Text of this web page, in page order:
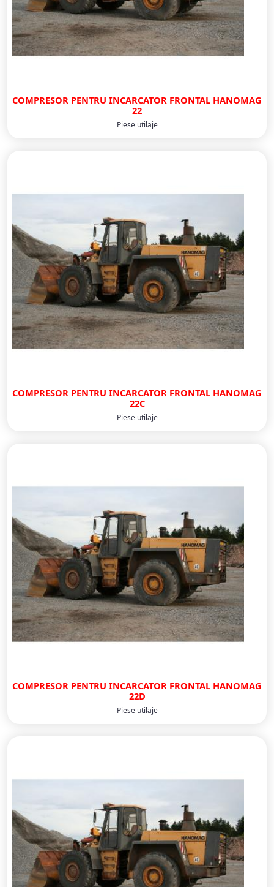
COMPRESOR PENTRU INCARCATOR FRONTAL HANOMAG
22
Piese utilaje
COMPRESOR PENTRU INCARCATOR FRONTAL HANOMAG
22C
Piese utilaje
COMPRESOR PENTRU INCARCATOR FRONTAL HANOMAG
22D
Piese utilaje